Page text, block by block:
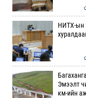
НИТХ-ын
Эмээлт
км-ийн